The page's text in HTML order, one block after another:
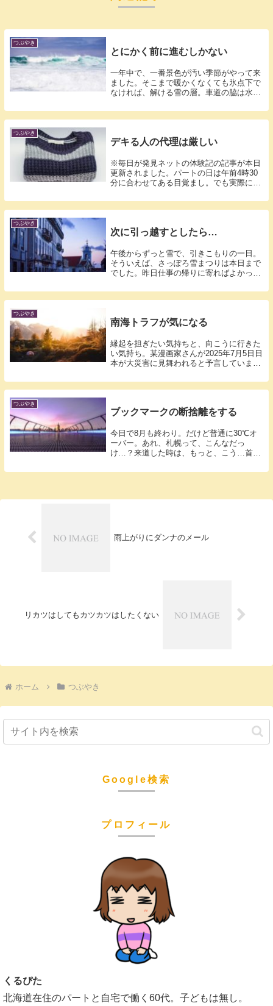
つぶやき
とにかく前に進むしかない
一年中で、一番景色が汚い季節がやって来
ました。そこまで暖かくなくても氷点下で
なければ、解ける雪の層。車道の脇は水溜
つぶやき
デキる人の代理は厳しい
※毎日が発見ネットの体験記の記事が本日
更新されました。パートの日は午前4時30
分に合わせてある目覚まし。でも実際に
つぶやき
次に引っ越すとしたら…
午後からずっと雪で、引きこもりの一日。
そういえば、さっぽろ雪まつりは本日まで
でした。昨日仕事の帰りに寄ればよかった
つぶやき
南海トラフが気になる
縁起を担ぎたい気持ちと、向こうに行きた
い気持ち。某漫画家さんが2025年7月5日日
本が大災害に見舞われると予言していま
つぶやき
ブックマークの断捨離をする
今日で8月も終わり。だけど普通に30℃オ
ーバー。あれ、札幌って、こんなだっ
け…？来道した時は、もっと、こう…首を
雨上がりにダンナのメール
リカツはしてもカツカツはしたくない
ホーム つぶやき
Google検索
プロフィール
くるぴた
北海道在住のパートと自宅で働く60代。子どもは無し。